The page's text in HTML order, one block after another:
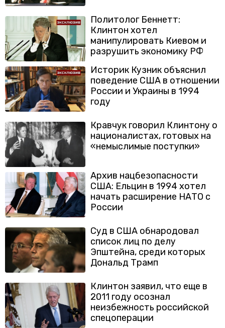
Политолог Беннетт:
Клинтон хотел
манипулировать Киевом и
разрушить экономику РФ
Историк Кузник объяснил
поведение США в отношении
России и Украины в 1994
году
Кравчук говорил Клинтону о
националистах, готовых на
«немыслимые поступки»
Архив нацбезопасности
США: Ельцин в 1994 хотел
начать расширение НАТО с
России
Суд в США обнародовал
список лиц по делу
Эпштейна, среди которых
Дональд Трамп
Клинтон заявил, что еще в
2011 году осознал
неизбежность российской
спецоперации